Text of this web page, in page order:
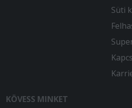
Süti
KÖVESS MINKET